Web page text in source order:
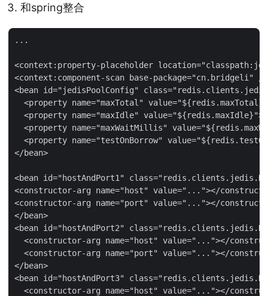
和spring整合
...
<context:property-placeholder
<context:component-scan base-package="cn.bridgeli" />
<bean id="jedisPoolConfig"
<property name="maxTotal"
<property name="maxIdle"
<property name="maxWaitMillis"
<property name="testOnBorrow"
</bean>
<bean id="hostAndPort1"
<constructor-arg name="host" value="..."></
<constructor-arg name="port" value="..."></
</bean>
<bean id="hostAndPort2"
<constructor-arg name="host" value="..."></
<constructor-arg name="port" value="..."></
</bean>
<bean id="hostAndPort3"
<constructor-arg name="host" value="..."></